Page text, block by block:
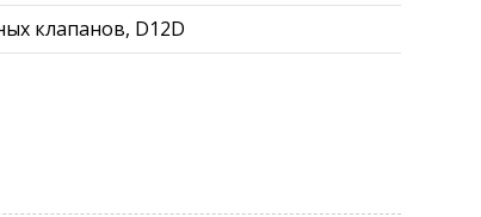
клапанов, D12D